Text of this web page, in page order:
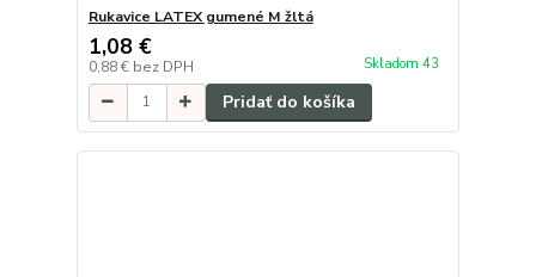
Rukavice LATEX gumené M žltá
1,08 €
0,88 € bez DPH Skladom 43
Pridať do košíka